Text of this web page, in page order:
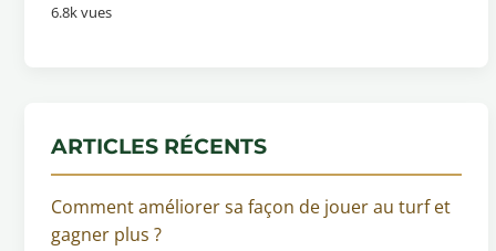
6.8k vues
ARTICLES RÉCENTS
Comment améliorer sa façon de jouer au turf et
gagner plus ?